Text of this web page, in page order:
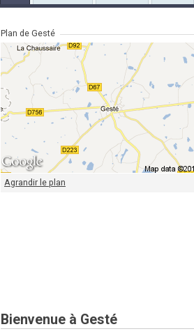
Plan de Gesté
Agrandir le plan
Bienvenue à Gesté